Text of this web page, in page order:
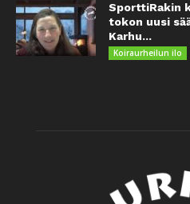
SporttiRakin
tokon uusi
Karhu...
Koiraurheilun ilo